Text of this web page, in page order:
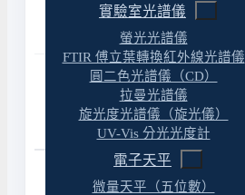
實驗室光譜儀
螢光光譜儀
FTIR 傅立葉轉換紅外線光譜儀
圓二色光譜儀（CD）
拉曼光譜儀
旋光度光譜儀（旋光儀）
UV-Vis 分光光度計
電子天平
微量天平（五位數）
特色
參考資料